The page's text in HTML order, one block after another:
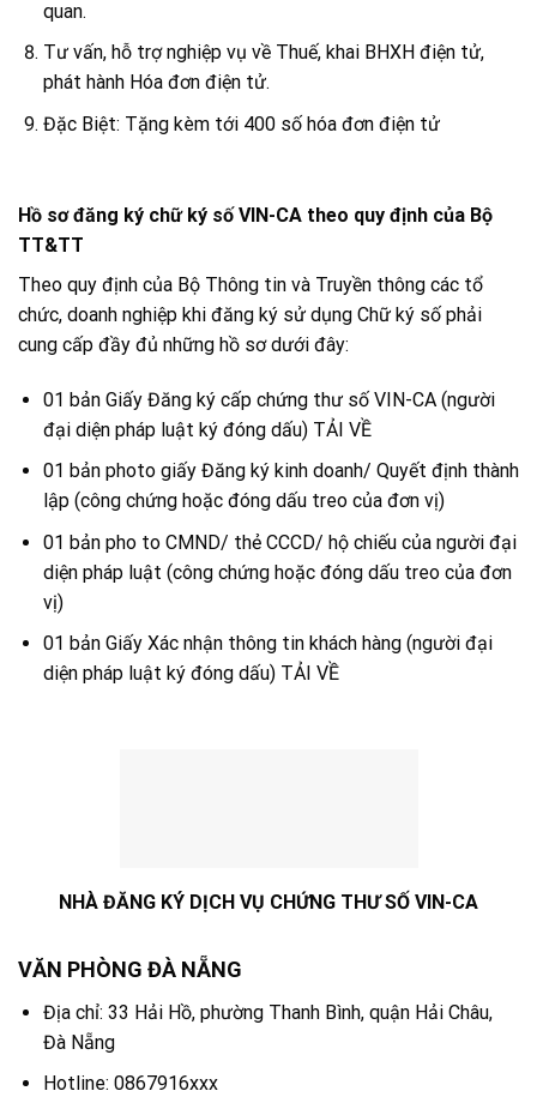
quan.
Tư vấn, hỗ trợ nghiệp vụ về Thuế, khai BHXH điện tử,
phát hành Hóa đơn điện tử.
Đặc Biệt: Tặng kèm tới 400 số hóa đơn điện tử
Hồ sơ đăng ký chữ ký số VIN-CA theo quy định của Bộ
TT&TT
Theo quy định của Bộ Thông tin và Truyền thông các tổ
chức, doanh nghiệp khi đăng ký sử dụng Chữ ký số phải
cung cấp đầy đủ những hồ sơ dưới đây:
01 bản Giấy Đăng ký cấp chứng thư số VIN-CA (người
đại diện pháp luật ký đóng dấu) TẢI VỀ
01 bản photo giấy Đăng ký kinh doanh/ Quyết định thành
lập (công chứng hoặc đóng dấu treo của đơn vị)
01 bản pho to CMND/ thẻ CCCD/ hộ chiếu của người đại
diện pháp luật (công chứng hoặc đóng dấu treo của đơn
vị)
01 bản Giấy Xác nhận thông tin khách hàng (người đại
diện pháp luật ký đóng dấu) TẢI VỀ
NHÀ ĐĂNG KÝ DỊCH VỤ CHỨNG THƯ SỐ VIN-CA
VĂN PHÒNG ĐÀ NẴNG
Địa chỉ: 33 Hải Hồ, phường Thanh Bình, quận Hải Châu,
Đà Nẵng
Hotline: 0867916xxx